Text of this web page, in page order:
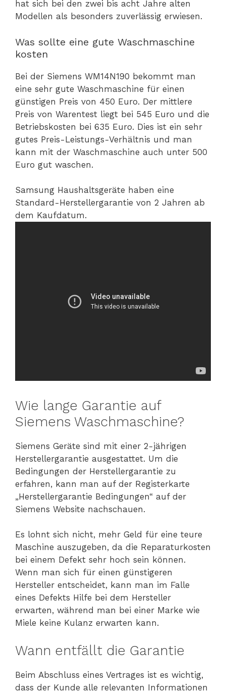
hat sich bei den zwei bis acht Jahre alten
Modellen als besonders zuverlässig erwiesen.
Was sollte eine gute Waschmaschine
kosten
Bei der Siemens WM14N190 bekommt man
eine sehr gute Waschmaschine für einen
günstigen Preis von 450 Euro. Der mittlere
Preis von Warentest liegt bei 545 Euro und die
Betriebskosten bei 635 Euro. Dies ist ein sehr
gutes Preis-Leistungs-Verhältnis und man
kann mit der Waschmaschine auch unter 500
Euro gut waschen.
Samsung Haushaltsgeräte haben eine
Standard-Herstellergarantie von 2 Jahren ab
dem Kaufdatum.
Wie lange Garantie auf
Siemens Waschmaschine?
Siemens Geräte sind mit einer 2-jährigen
Herstellergarantie ausgestattet. Um die
Bedingungen der Herstellergarantie zu
erfahren, kann man auf der Registerkarte
„Herstellergarantie Bedingungen“ auf der
Siemens Website nachschauen.
Es lohnt sich nicht, mehr Geld für eine teure
Maschine auszugeben, da die Reparaturkosten
bei einem Defekt sehr hoch sein können.
Wenn man sich für einen günstigeren
Hersteller entscheidet, kann man im Falle
eines Defekts Hilfe bei dem Hersteller
erwarten, während man bei einer Marke wie
Miele keine Kulanz erwarten kann.
Wann entfällt die Garantie
Beim Abschluss eines Vertrages ist es wichtig,
dass der Kunde alle relevanten Informationen